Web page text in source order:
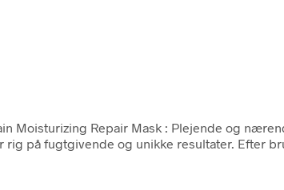
Moisturizing Repair Mask : Plejende og
på fugtgivende og unikke resultater. Efter